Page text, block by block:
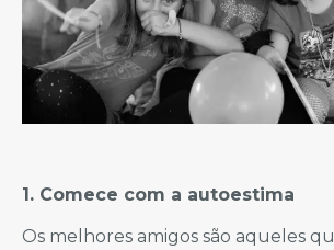
1. Comece com a autoestima
Os melhores amigos são aqueles